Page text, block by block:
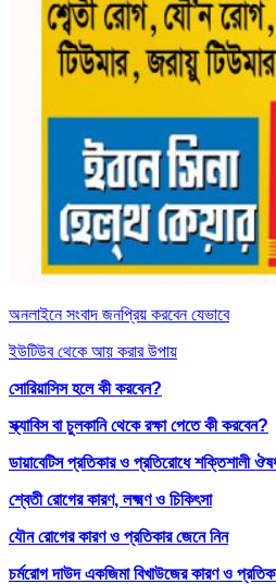
অনলাইনে সংবাদ জনপ্রিয় করবেন যেভাবে
ইউটিউব থেকে আয় করার উপায়
সোরিয়াসিস হলে কী করবেন?
স্ক্যাবিস বা চুলকানি থেকে রক্ষা পেতে কী করবেন?
ডায়াবেটিস প্রতিকার ও প্রতিরোধে শক্তিশালী
শ্বেতী রোগের কারণ, লক্ষ্মণ ও চিকিৎসা
যৌন রোগের কারণ ও প্রতিকার জেনে নিন
চর্মরোগ দাউদ একজিমা বিখাউজের কারণ ও